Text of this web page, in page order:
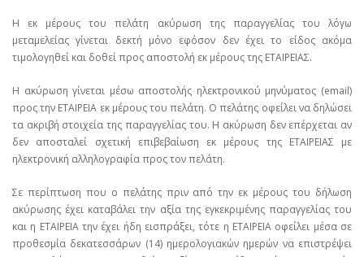
Η εκ μέρους του πελάτη ακύρωση της παραγγελίας του λόγω
μεταμελείας γίνεται δεκτή μόνο εφόσον δεν έχει το είδος ακόμα
τιμολογηθεί και δοθεί προς αποστολή εκ μέρους της ΕΤΑΙΡΕΙΑΣ.
Η ακύρωση γίνεται μέσω αποστολής ηλεκτρονικού μηνύματος (email)
προς την ΕΤΑΙΡΕΙΑ εκ μέρους του πελάτη. Ο πελάτης οφείλει να δηλώσει
τα ακριβή στοιχεία της παραγγελίας του. Η ακύρωση δεν επέρχεται αν
δεν αποσταλεί σχετική επιβεβαίωση εκ μέρους της ΕΤΑΙΡΕΙΑΣ με
ηλεκτρονική αλληλογραφία προς τον πελάτη.
Σε περίπτωση που ο πελάτης πριν από την εκ μέρους του δήλωση
ακύρωσης έχει καταβάλει την αξία της εγκεκριμένης παραγγελίας του
και η ΕΤΑΙΡΕΙΑ την έχει ήδη εισπράξει, τότε η ΕΤΑΙΡΕΙΑ οφείλει μέσα σε
προθεσμία δεκατεσσάρων (14) ημερολογιακών ημερών να επιστρέψει